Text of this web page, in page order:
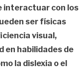
interactuar con los
ser físicas
visual,
en habilidades de
la dislexia o el